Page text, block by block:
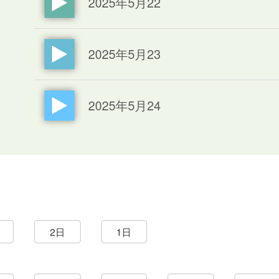
2025年5月23
2025年5月24
2日 1日